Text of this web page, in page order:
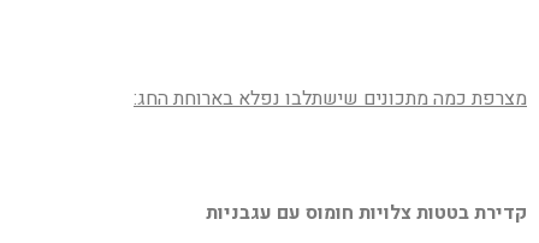
מצרפת כמה מתכונים שישתלבו נפלא בארוחת החג:
קדירת בטטות צלויות חומוס עם עגבניות